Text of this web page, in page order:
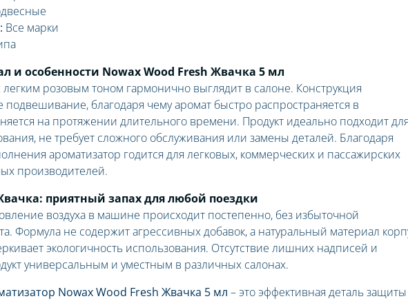
Все марки
и особенности Nowax Wood Fresh Жвачка 5 мл
розовым тоном гармонично выглядит в салоне. Конструкция
подвешивание, благодаря чему аромат быстро распространяется в
на протяжении длительного времени. Продукт идеально подходит
не требует сложного обслуживания или замены деталей. Благодаря
ароматизатор годится для легковых, коммерческих и пассажирских
производителей.
приятный запах для любой поездки
воздуха в машине происходит постепенно, без избыточной
Формула не содержит агрессивных добавок, а натуральный материал
экологичность использования. Отсутствие лишних надписей и
универсальным и уместным в различных салонах.
Nowax Wood Fresh Жвачка 5 мл – это эффективная деталь защиты